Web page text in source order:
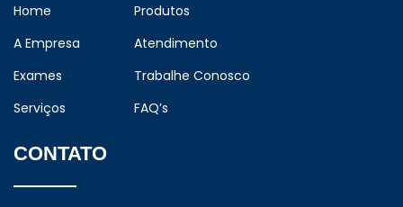
Home
A Empresa
Exames
Serviços
Produtos
Atendimento
Trabalhe Conosco
FAQ’s
CONTATO